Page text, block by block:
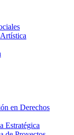
en Derechos
Estratégica